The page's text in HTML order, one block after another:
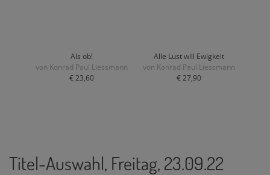
Als ob!
von Konrad Paul Liessmann
€ 23,60
Alle Lust will Ewigkeit
von Konrad Paul Liessmann
€ 27,90
Titel-Auswahl, Freitag, 23.09.22